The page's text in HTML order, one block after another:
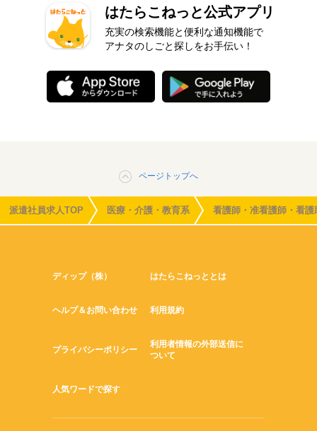
はたらこねっと公式アプリ
充実の検索機能と便利な通知機能で
アナタのしごと探しをお手伝い！
ページトップへ
派遣社員求人TOP 医療・介護・教育系 看護師・准看護師・看護
ディップ（株） はたらこねっととは
ヘルプ＆お問い合わせ 利用規約
プライバシーポリシー
利用者情報の外部送信に
ついて
人気ワードで探す